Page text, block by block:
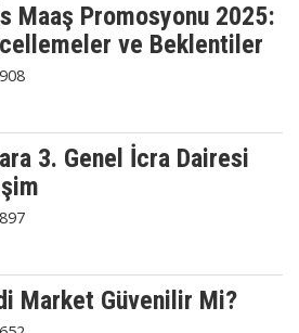
Maaş Promosyonu 2025:
ve Beklentiler
3. Genel İcra Dairesi
Market Güvenilir Mi?